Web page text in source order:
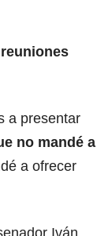
a presentar
no mandé a
a ofrecer
Iván